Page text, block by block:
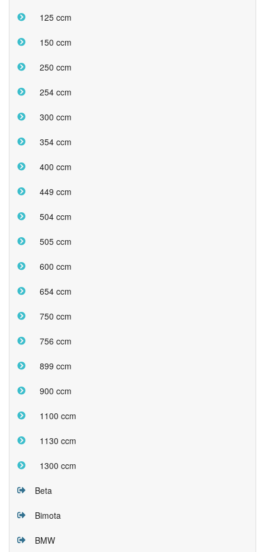
125 ccm
150 ccm
250 ccm
254 ccm
300 ccm
354 ccm
400 ccm
449 ccm
504 ccm
505 ccm
600 ccm
654 ccm
750 ccm
756 ccm
899 ccm
900 ccm
1100 ccm
1130 ccm
1300 ccm
Beta
Bimota
BMW